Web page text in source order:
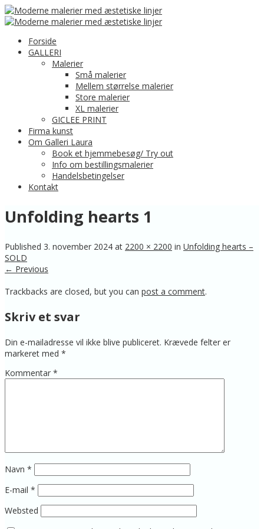
Forside
GALLERI
Malerier
Små malerier
Mellem størrelse malerier
Store malerier
XL malerier
GICLEE PRINT
Firma kunst
Om Galleri Laura
Book et hjemmebesøg/ Try out
Info om bestillingsmalerier
Handelsbetingelser
Kontakt
Unfolding hearts 1
Published 3. november 2024 at 2200 × 2200 in Unfolding hearts –
SOLD
← Previous
Trackbacks are closed, but you can post a comment.
Skriv et svar
Din e-mailadresse vil ikke blive publiceret. Krævede felter er
markeret med *
Kommentar *
Navn *
E-mail *
Websted